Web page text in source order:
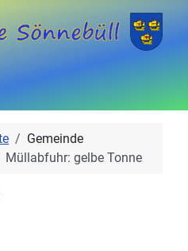
Gemeinde
Müllabfuhr: gelbe Tonne